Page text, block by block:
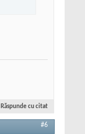
Răspunde cu citat
#6